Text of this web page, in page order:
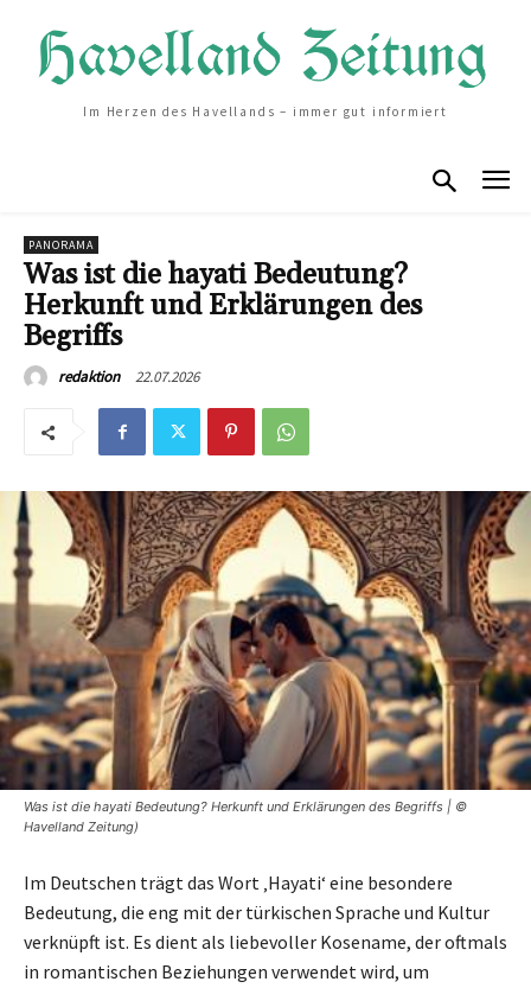
Im Herzen des Havellands – immer gut informiert
PANORAMA
Was ist die hayati Bedeutung?
Herkunft und Erklärungen des
Begriffs
redaktion 22.07.2026
Was ist die hayati Bedeutung? Herkunft und Erklärungen des Begriffs | ©
Havelland Zeitung)
Im Deutschen trägt das Wort ‚Hayati‘ eine besondere
Bedeutung, die eng mit der türkischen Sprache und Kultur
verknüpft ist. Es dient als liebevoller Kosename, der oftmals
in romantischen Beziehungen verwendet wird, um